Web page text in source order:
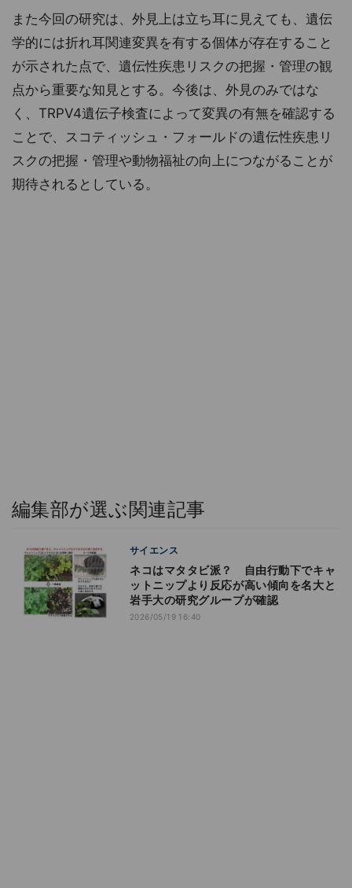
また今回の研究は、外見上は立ち耳に見えても、遺伝
学的には折れ耳関連変異を有する個体が存在すること
が示された点で、遺伝性疾患リスクの把握・管理の観
点から重要な知見とする。今後は、外見のみではな
く、TRPV4遺伝子検査によって変異の有無を確認する
ことで、スコティッシュ・フォールドの遺伝性疾患リ
スクの把握・管理や動物福祉の向上につながることが
期待されるとしている。
編集部が選ぶ関連記事
サイエンス
ネコはマタタビ派？ 自由行動下でキャ
ットニップより反応が高い傾向を名大と
岩手大の研究グループが確認
2026/05/19 16:40